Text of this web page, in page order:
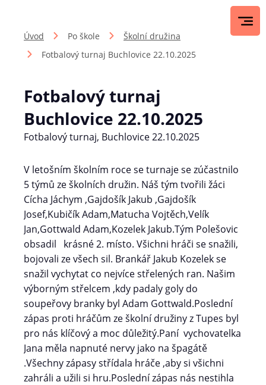
Úvod Po škole
Školní družina
Fotbalový turnaj Buchlovice 22.10.2025
Fotbalový turnaj
Buchlovice 22.10.2025
Fotbalový turnaj, Buchlovice 22.10.2025
V letošním školním roce se turnaje se zúčastnilo
5 týmů ze školních družin. Náš tým tvořili žáci
Cícha Jáchym ,Gajdošík Jakub ,Gajdošík
Josef,Kubičík Adam,Matucha Vojtěch,Velík
Jan,Gottwald Adam,Kozelek Jakub.Tým Polešovic
obsadil krásné 2. místo. Všichni hráči se snažili,
bojovali ze všech sil. Brankář Jakub Kozelek se
snažil vychytat co nejvíce střelených ran. Našim
výborným střelcem ,kdy padaly goly do
soupeřovy branky byl Adam Gottwald.Poslední
zápas proti hráčům ze školní družiny z Tupes byl
pro nás klíčový a moc důležitý.Paní vychovatelka
Jana měla napnuté nervy jako na špagátě
.Všechny zápasy střídala hráče ,aby si všichni
zahráli a užili si hru.Poslední zápas nás nestihla